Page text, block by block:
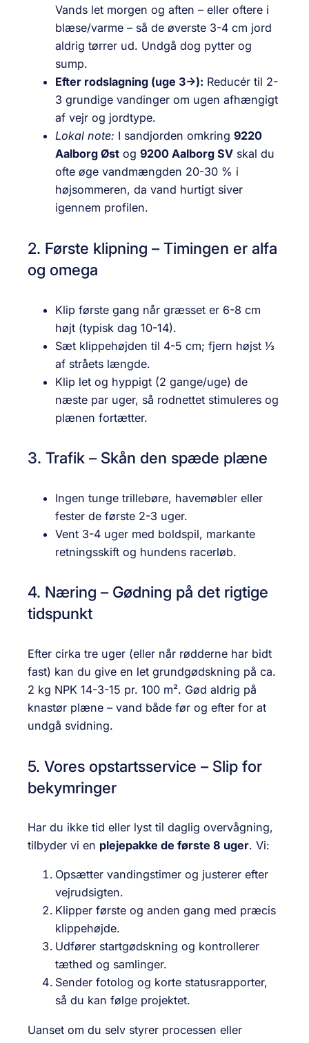
Vands let morgen og aften – eller oftere i
blæse/varme – så de øverste 3-4 cm jord
aldrig tørrer ud. Undgå dog pytter og
sump.
Efter rodslagning (uge 3→): Reducér til 2-
3 grundige vandinger om ugen afhængigt
af vejr og jordtype.
Lokal note: I sandjorden omkring 9220
Aalborg Øst og 9200 Aalborg SV skal du
ofte øge vandmængden 20-30 % i
højsommeren, da vand hurtigt siver
igennem profilen.
2. Første klipning – Timingen er alfa
og omega
Klip første gang når græsset er 6-8 cm
højt (typisk dag 10-14).
Sæt klippehøjden til 4-5 cm; fjern højst ⅓
af stråets længde.
Klip let og hyppigt (2 gange/uge) de
næste par uger, så rodnettet stimuleres og
plænen fortætter.
3. Trafik – Skån den spæde plæne
Ingen tunge trillebøre, havemøbler eller
fester de første 2-3 uger.
Vent 3-4 uger med boldspil, markante
retningsskift og hundens racerløb.
4. Næring – Gødning på det rigtige
tidspunkt
Efter cirka tre uger (eller når rødderne har bidt
fast) kan du give en let grundgødskning på ca.
2 kg NPK 14-3-15 pr. 100 m². Gød aldrig på
knastør plæne – vand både før og efter for at
undgå svidning.
5. Vores opstartsservice – Slip for
bekymringer
Har du ikke tid eller lyst til daglig overvågning,
tilbyder vi en plejepakke de første 8 uger. Vi:
Opsætter vandingstimer og justerer efter
vejrudsigten.
Klipper første og anden gang med præcis
klippehøjde.
Udfører startgødskning og kontrollerer
tæthed og samlinger.
Sender fotolog og korte statusrapporter,
så du kan følge projektet.
Uanset om du selv styrer processen eller